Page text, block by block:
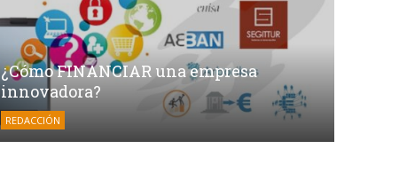
¿Cómo FINANCIAR una empresa
innovadora?
REDACCIÓN